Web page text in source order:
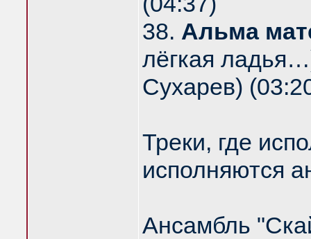
38. Альма
лёгкая
Сухарев)
Треки, где
исполняются
Ансамбль